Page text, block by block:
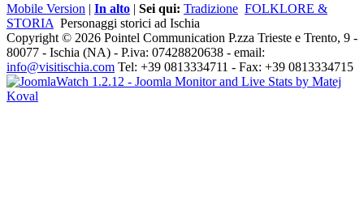
Mobile Version | In alto | Sei qui: Tradizione FOLKLORE &
STORIA Personaggi storici ad Ischia
Copyright © 2026 Pointel Communication P.zza Trieste e Trento, 9 -
80077 - Ischia (NA) - P.iva: 07428820638 - email:
info@visitischia.com Tel: +39 0813334711 - Fax: +39 0813334715